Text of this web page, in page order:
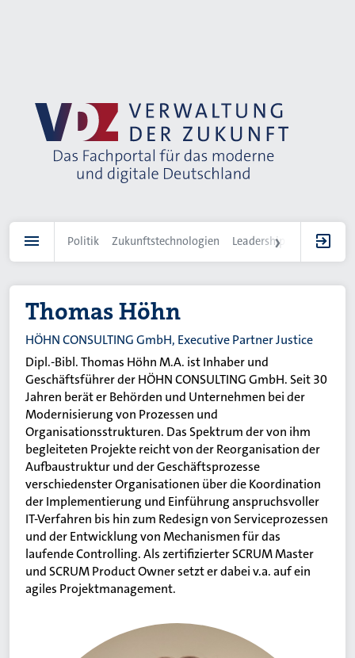
Politik Zukunftstechnologien Leadership IT-
Thomas Höhn
HÖHN CONSULTING GmbH, Executive Partner Justice
Dipl.-Bibl. Thomas Höhn M.A. ist Inhaber und
Geschäftsführer der HÖHN CONSULTING GmbH. Seit 30
Jahren berät er Behörden und Unternehmen bei der
Modernisierung von Prozessen und
Organisationsstrukturen. Das Spektrum der von ihm
begleiteten Projekte reicht von der Reorganisation der
Aufbaustruktur und der Geschäftsprozesse
verschiedenster Organisationen über die Koordination
der Implementierung und Einführung anspruchsvoller
IT-Verfahren bis hin zum Redesign von Serviceprozessen
und der Entwicklung von Mechanismen für das
laufende Controlling. Als zertifizierter SCRUM Master
und SCRUM Product Owner setzt er dabei v.a. auf ein
agiles Projektmanagement.